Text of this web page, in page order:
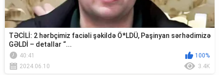
TƏCİLİ: 2 hərbçimiz faciəli şəkildə Ö*LDÜ, Paşinyan sərhədimizə
GƏLDİ – detallar “...
40:41
100%
2024.06.10
3.4K